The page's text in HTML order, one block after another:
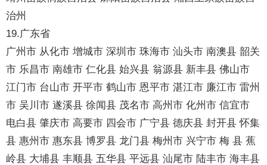
治州
19.广东省
广州市 从化市 增城市 深圳市 珠海市 汕头市 南澳县 韶关
市 乐昌市 南雄市 仁化县 始兴县 翁源县 新丰县 佛山市
江门市 台山市 开平市 鹤山市 恩平市 湛江市 廉江市 雷州
市 吴川市 遂溪县 徐闻县 茂名市 高州市 化州市 信宜市
电白县 肇庆市 高要市 四会市 广宁县 德庆县 封开县 怀集
县 惠州市 惠东县 博罗县 龙门县 梅州市 兴宁市 梅 县 蕉
岭县 大埔县 丰顺县 五华县 平远县 汕尾市 陆丰市 海丰县